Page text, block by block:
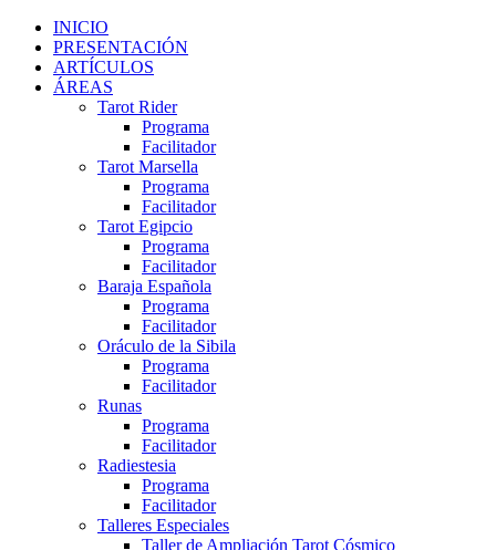
INICIO
PRESENTACIÓN
ARTÍCULOS
ÁREAS
Tarot Rider
Programa
Facilitador
Tarot Marsella
Programa
Facilitador
Tarot Egipcio
Programa
Facilitador
Baraja Española
Programa
Facilitador
Oráculo de la Sibila
Programa
Facilitador
Runas
Programa
Facilitador
Radiestesia
Programa
Facilitador
Talleres Especiales
Taller de Ampliación Tarot Cósmico